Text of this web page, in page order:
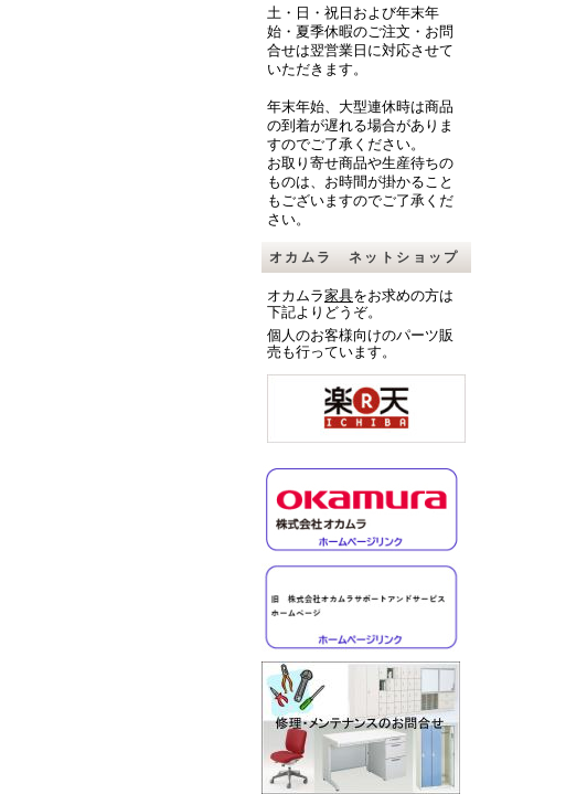
土・日・祝日および年末年
始・夏季休暇のご注文・お問
合せは翌営業日に対応させて
いただきます。
年末年始、大型連休時は商品
の到着が遅れる場合がありま
すのでご了承ください。
お取り寄せ商品や生産待ちの
ものは、お時間が掛かること
もございますのでご了承くだ
さい。
オカムラ ネットショップ
オカムラ家具をお求めの方は
下記よりどうぞ。
個人のお客様向けのパーツ販
売も行っています。